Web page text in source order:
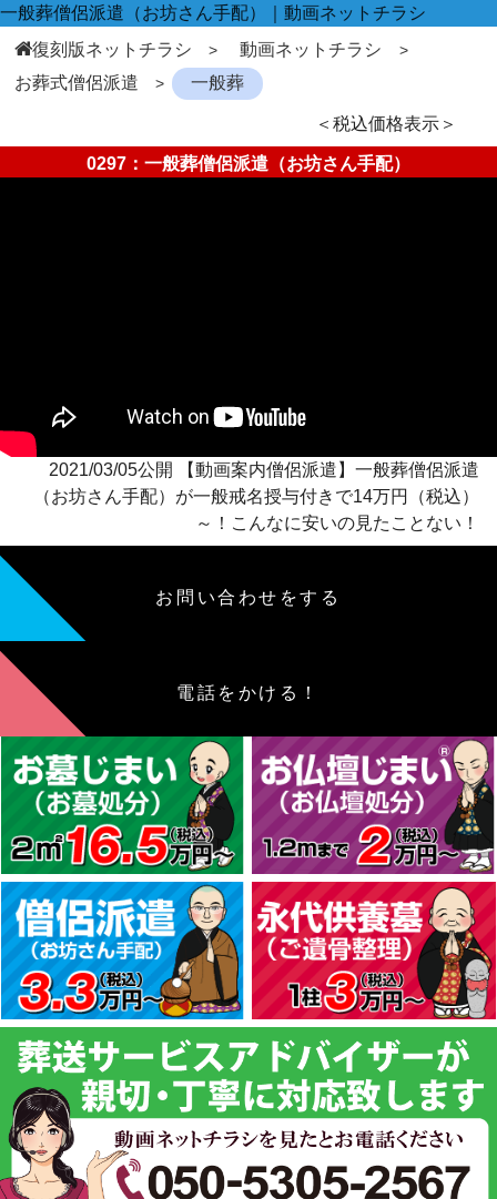
一般葬僧侶派遣（お坊さん手配）｜動画ネットチラシ
復刻版ネットチラシ
動画ネットチラシ
お葬式僧侶派遣
一般葬
＜税込価格表示＞
0297：一般葬僧侶派遣（お坊さん手配）
2021/03/05公開 【動画案内僧侶派遣】一般葬僧侶派遣
（お坊さん手配）が一般戒名授与付きで14万円（税込）
～！こんなに安いの見たことない！
お問い合わせをする
電話をかける！